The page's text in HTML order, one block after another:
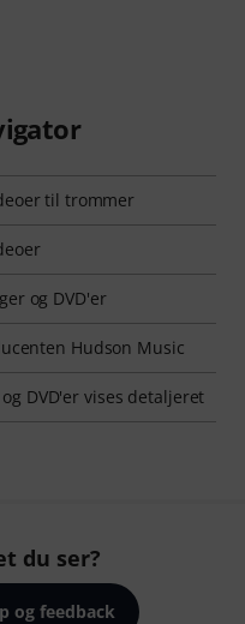
til trommer
og DVD'er
Hudson Music
DVD'er vises detaljeret
du ser?
og feedback